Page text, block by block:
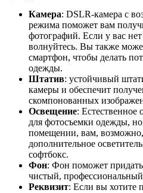
Камера: DSLR-камера с
режима поможет вам
фотографий. Если у вас
волнуйтесь. Вы также
смартфон, чтобы делать
одежды.
Штатив: устойчивый
камеры и обеспечит
скомпонованных
Освещение: Естественное
для фотосъемки одежды,
помещении, вам, возможно,
дополнительное
софтбокс.
Фон: Фон поможет
чистый,
Реквизит: Если вы хотите